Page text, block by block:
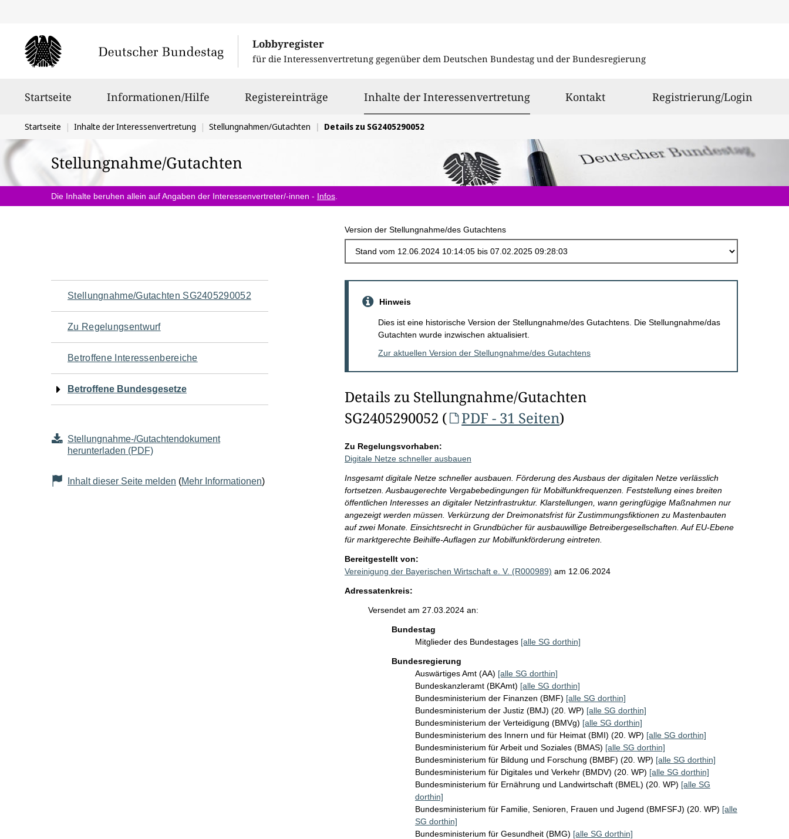
Lobbyregister
für die Interessenvertretung gegenüber dem Deutschen Bundestag und der Bundesregierung
Startseite Informationen/Hilfe Registereinträge Inhalte der Interessenvertretungausgewählt
Kontakt Registrierung/Login
Sie
befinden
sich
hier:
Startseite Inhalte der Interessenvertretung Stellungnahmen/Gutachten Details zu SG2405290052
Stellungnahme/Gutachten
Die Inhalte beruhen allein auf Angaben der Interessenvertreter/-innen - Infos
Version der Stellungnahme/des Gutachtens
Navigation
für
den
Seiteninhalt
Stellungnahme/Gutachten SG2405290052
Zu Regelungsentwurf
Betroffene Interessenbereiche
Betroffene Bundesgesetze
Stellungnahme-/Gutachtendokument
herunterladen (PDF)
Inhalt dieser Seite melden (Mehr Informationen)
Hinweis
Dies ist eine historische Version der Stellungnahme/des Gutachtens. Die Stellungnahme/das
Gutachten wurde inzwischen aktualisiert.
Zur aktuellen Version der Stellungnahme/des Gutachtens
Details zu Stellungnahme/Gutachten
SG2405290052 (
PDF - 31 Seiten)
Zu Regelungsvorhaben:
Digitale Netze schneller ausbauen
Insgesamt digitale Netze schneller ausbauen. Förderung des Ausbaus der digitalen Netze verlässlich
fortsetzen. Ausbaugerechte Vergabebedingungen für Mobilfunkfrequenzen. Feststellung eines breiten
öffentlichen Interesses an digitaler Netzinfrastruktur. Klarstellungen, wann geringfügige Maßnahmen nur
angezeigt werden müssen. Verkürzung der Dreimonatsfrist für Zustimmungsfiktionen zu Mastenbauten
auf zwei Monate. Einsichtsrecht in Grundbücher für ausbauwillige Betreibergesellschaften. Auf EU-Ebene
für marktgerechte Beihilfe-Auflagen zur Mobilfunkförderung eintreten.
Bereitgestellt von:
Vereinigung der Bayerischen Wirtschaft e. V. (R000989) am 12.06.2024
Adressatenkreis:
Versendet am 27.03.2024 an:
Bundestag
Mitglieder des Bundestages [alle SG dorthin]
Bundesregierung
Auswärtiges Amt (AA) [alle SG dorthin]
Bundeskanzleramt (BKAmt) [alle SG dorthin]
Bundesministerium der Finanzen (BMF) [alle SG dorthin]
Bundesministerium der Justiz (BMJ) (20. WP) [alle SG dorthin]
Bundesministerium der Verteidigung (BMVg) [alle SG dorthin]
Bundesministerium des Innern und für Heimat (BMI) (20. WP) [alle SG dorthin]
Bundesministerium für Arbeit und Soziales (BMAS) [alle SG dorthin]
Bundesministerium für Bildung und Forschung (BMBF) (20. WP) [alle SG dorthin]
Bundesministerium für Digitales und Verkehr (BMDV) (20. WP) [alle SG dorthin]
Bundesministerium für Ernährung und Landwirtschaft (BMEL) (20. WP) [alle SG
dorthin]
Bundesministerium für Familie, Senioren, Frauen und Jugend (BMFSFJ) (20. WP) [alle
SG dorthin]
Bundesministerium für Gesundheit (BMG) [alle SG dorthin]